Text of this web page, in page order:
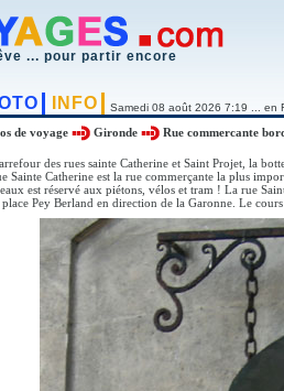
... pour partir encore
INFO Samedi 08 août 2026 7:19 ... en
de voyage Gironde Rue commercante
des rues sainte Catherine et Saint Projet, la
Sainte Catherine est la rue commerçante la plus
est réservé aux piétons, vélos et tram ! La rue
place Pey Berland en direction de la Garonne. Le